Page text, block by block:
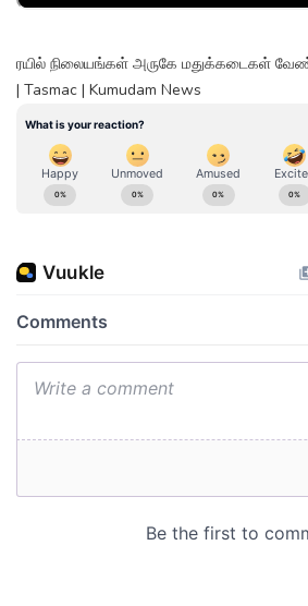
ரயில் நிலையங்கள் அருகே மதுக்கடைகள்
| Tasmac | Kumudam News